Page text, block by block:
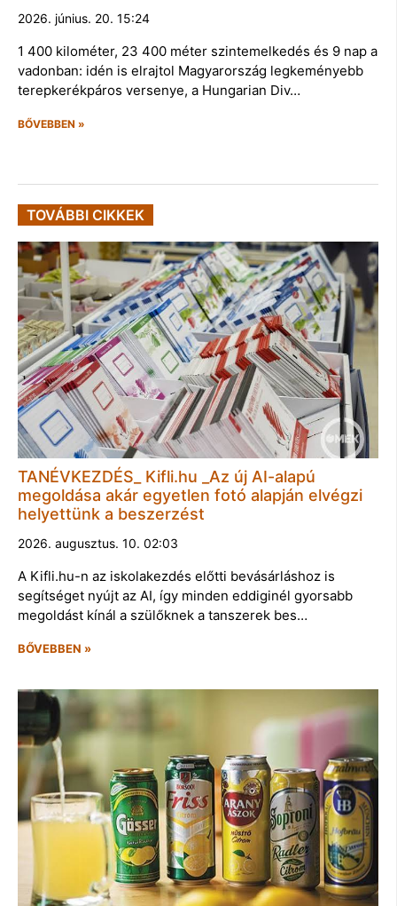
2026. június. 20. 15:24
1 400 kilométer, 23 400 méter szintemelkedés és 9 nap a
vadonban: idén is elrajtol Magyarország legkeményebb
terepkerékpáros versenye, a Hungarian Div…
BŐVEBBEN »
TOVÁBBI CIKKEK
TANÉVKEZDÉS_ Kifli.hu _Az új AI-alapú
megoldása akár egyetlen fotó alapján elvégzi
helyettünk a beszerzést
2026. augusztus. 10. 02:03
A Kifli.hu-n az iskolakezdés előtti bevásárláshoz is
segítséget nyújt az AI, így minden eddiginél gyorsabb
megoldást kínál a szülőknek a tanszerek bes…
BŐVEBBEN »